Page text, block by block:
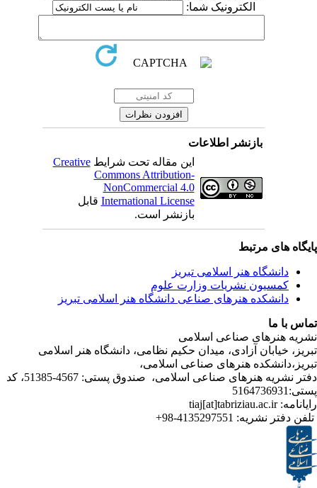
الکترونیک شما:
بازنشر اطلاعات
این مقاله تحت شرایطCreative
Commons Attribution-
NonCommercial 4.0
International Licenseقابل
بازنشر است.
مرتبط
هنر اسلامی تبریز
نشریات وزارت علوم
هنرهای صناعی دانشگاه هنر اسلامی تبریز
صناعی اسلامی
آزادی، میدان حکیم نظامی، دانشگاه هنر اسلامی
هنرهای صناعی اسلامی،
دفتر نشریه هنرهای صناعی اسلامی، صندوق پستی: 4567-51385، کد
نشریه:4135297551-98+